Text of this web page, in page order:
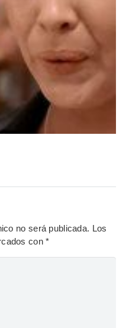
no será publicada. Los
con*